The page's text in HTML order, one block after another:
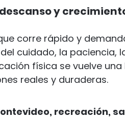
descanso y
corre rápido y
cuidado, la paciencia,
física se vuelve
reales y duraderas.
recreación,